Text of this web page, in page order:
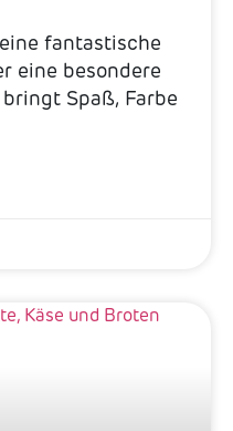
fantastische
eine besondere
Spaß, Farbe